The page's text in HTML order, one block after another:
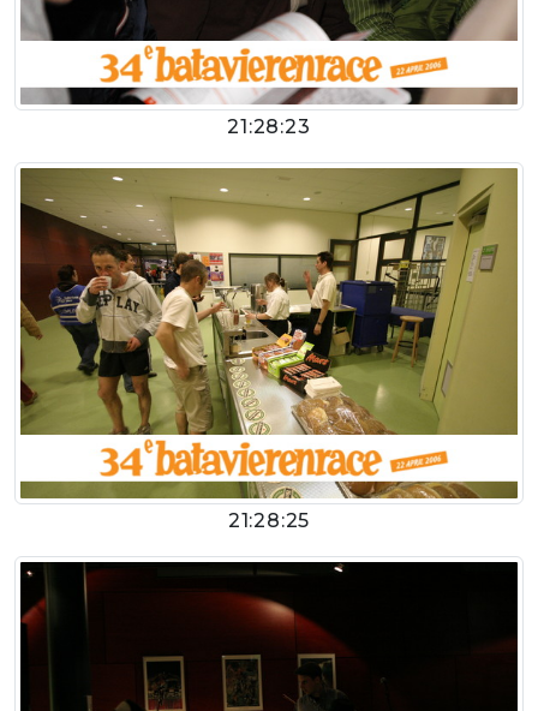
21:28:23
21:28:25